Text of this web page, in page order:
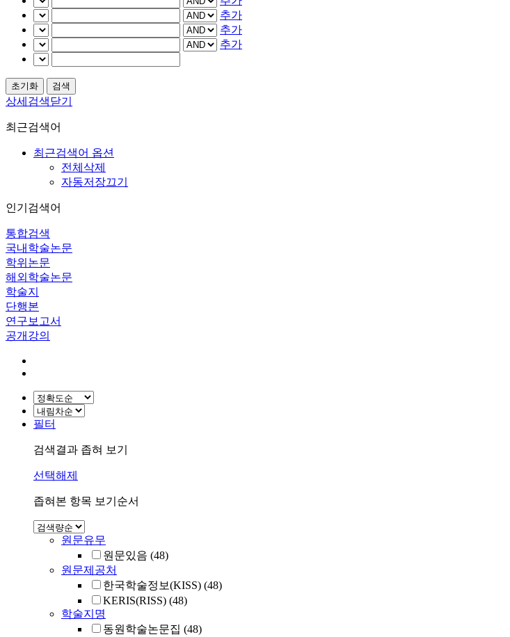
추가
추가
추가
상세검색닫기
최근검색어
최근검색어 옵션
전체삭제
자동저장끄기
인기검색어
통합검색
국내학술논문
학위논문
해외학술논문
학술지
단행본
연구보고서
공개강의
필터
검색결과 좁혀 보기
선택해제
좁혀본 항목 보기순서
원문유무
원문있음 (48)
원문제공처
한국학술정보(KISS) (48)
KERIS(RISS) (48)
학술지명
동원학술논문집 (48)